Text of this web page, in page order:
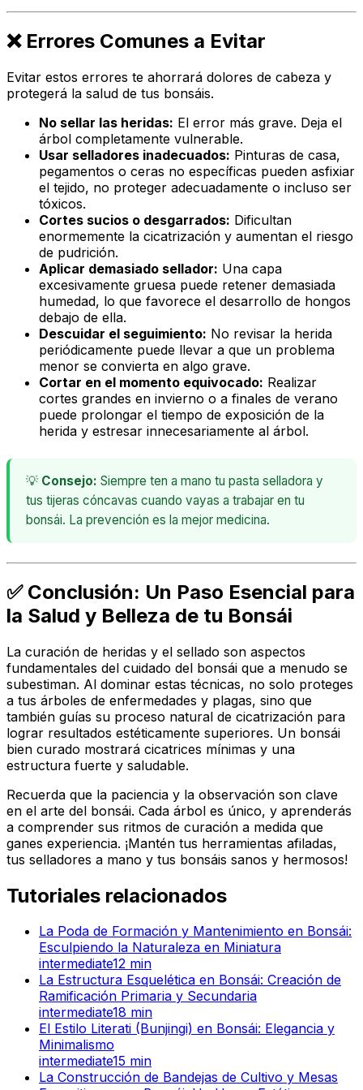
❌ Errores Comunes a Evitar
Evitar estos errores te ahorrará dolores de cabeza y
protegerá la salud de tus bonsáis.
No sellar las heridas: El error más grave. Deja el
árbol completamente vulnerable.
Usar selladores inadecuados: Pinturas de casa,
pegamentos o ceras no específicas pueden asfixiar
el tejido, no proteger adecuadamente o incluso ser
tóxicos.
Cortes sucios o desgarrados: Dificultan
enormemente la cicatrización y aumentan el riesgo
de pudrición.
Aplicar demasiado sellador: Una capa
excesivamente gruesa puede retener demasiada
humedad, lo que favorece el desarrollo de hongos
debajo de ella.
Descuidar el seguimiento: No revisar la herida
periódicamente puede llevar a que un problema
menor se convierta en algo grave.
Cortar en el momento equivocado: Realizar
cortes grandes en invierno o a finales de verano
puede prolongar el tiempo de exposición de la
herida y estresar innecesariamente al árbol.
💡 Consejo: Siempre ten a mano tu pasta selladora y
tus tijeras cóncavas cuando vayas a trabajar en tu
bonsái. La prevención es la mejor medicina.
✅ Conclusión: Un Paso Esencial para
la Salud y Belleza de tu Bonsái
La curación de heridas y el sellado son aspectos
fundamentales del cuidado del bonsái que a menudo se
subestiman. Al dominar estas técnicas, no solo proteges
a tus árboles de enfermedades y plagas, sino que
también guías su proceso natural de cicatrización para
lograr resultados estéticamente superiores. Un bonsái
bien curado mostrará cicatrices mínimas y una
estructura fuerte y saludable.
Recuerda que la paciencia y la observación son clave
en el arte del bonsái. Cada árbol es único, y aprenderás
a comprender sus ritmos de curación a medida que
ganes experiencia. ¡Mantén tus herramientas afiladas,
tus selladores a mano y tus bonsáis sanos y hermosos!
Tutoriales relacionados
La Poda de Formación y Mantenimiento en Bonsái:
Esculpiendo la Naturaleza en Miniatura
intermediate12 min
La Estructura Esquelética en Bonsái: Creación de
Ramificación Primaria y Secundaria
intermediate18 min
El Estilo Literati (Bunjingi) en Bonsái: Elegancia y
Minimalismo
intermediate15 min
La Construcción de Bandejas de Cultivo y Mesas